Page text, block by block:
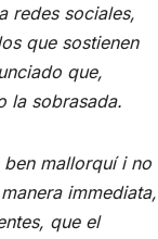
redes sociales,
que sostienen
que,
la sobrasada.
mallorquí i no
immediata,
que el